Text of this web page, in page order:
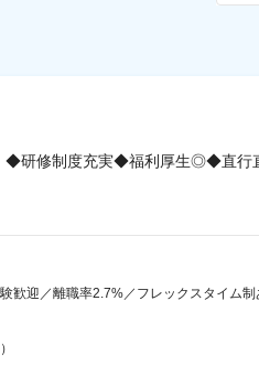
◆研修制度充実◆福利厚生◎◆直行
歓迎／離職率2.7%／フレックスタイム